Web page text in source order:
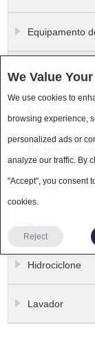
Equipamento
Equipamento
Equipamento
Equipamento
Válvula
Hidrociclone
Lavador
We Value
We use cookies to
browsing experience,
personalized ads or
analyze our traffic. By
"Accept", you consent
cookies.
Reject